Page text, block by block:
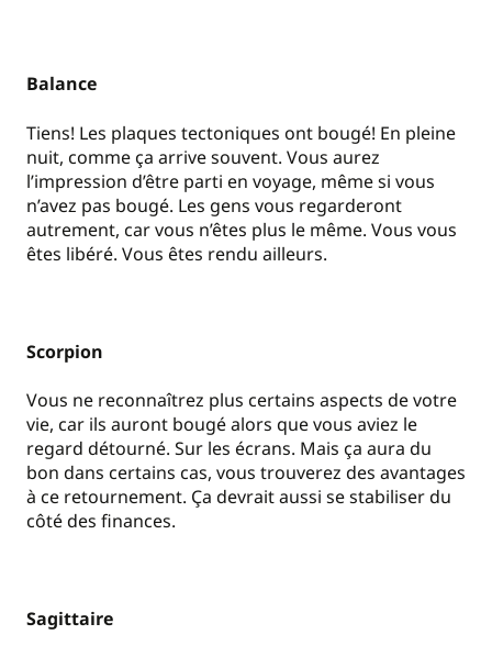
Balance
Tiens! Les plaques tectoniques ont bougé! En pleine
nuit, comme ça arrive souvent. Vous aurez
l’impression d’être parti en voyage, même si vous
n’avez pas bougé. Les gens vous regarderont
autrement, car vous n’êtes plus le même. Vous vous
êtes libéré. Vous êtes rendu ailleurs.
Scorpion
Vous ne reconnaîtrez plus certains aspects de votre
vie, car ils auront bougé alors que vous aviez le
regard détourné. Sur les écrans. Mais ça aura du
bon dans certains cas, vous trouverez des avantages
à ce retournement. Ça devrait aussi se stabiliser du
côté des finances.
Sagittaire